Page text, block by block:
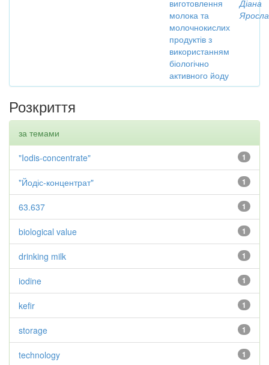
виготовлення
молока та
молочнокислих
продуктів з
використанням
біологічно
активного йоду
Діана
Розкриття
за темами
1
"Iodis-concentrate"
1
"Йодіс-концентрат"
1
63.637
1
biological value
1
drinking milk
1
iodine
1
kefir
1
storage
1
technology